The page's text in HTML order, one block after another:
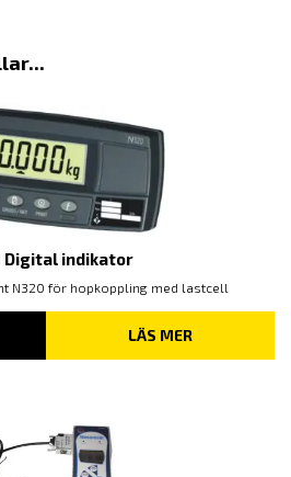
Digital indikator
N320 för hopkoppling med lastcell
LÄS MER